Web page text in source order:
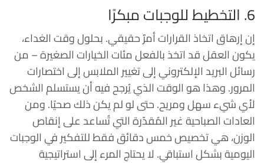
6. التخطيط للوجبات مبكرًا
إن إرهاق اتخاذ القرارات أمرٌ حقيقي. بحلول وقت الغداء،
يكون العقل قد اتخذ بالفعل مئات الخيارات الصغيرة – من
رسائل البريد الإلكتروني إلى تغيير الملابس إلى اختصارات
المرور. وهذا هو الوقت الذي يُرجح فيه أن يستسلم الشخص
لأي شيء سهل ومريح. حتى لو لم يكن ذلك صحيًا. ومن
العادات الصباحية غير المُقدّرة التي تُساعد على إنقاص
الوزن، هي تخصيص خمس دقائق فقط للتفكير في الوجبات
اليومية بشكل استباقي. لا يحتاج المرء إلى استراتيجية